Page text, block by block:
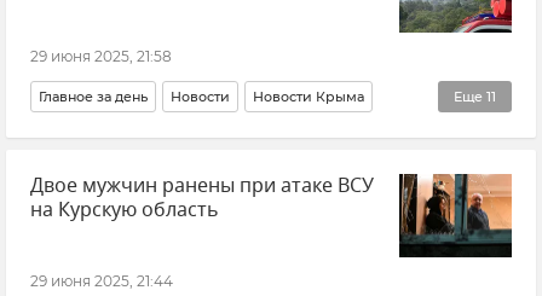
29 июня 2025, 21:58
Еще 11
Главное за день Новости Новости Крыма
Происшествия Пожар Алушта Сербия
Протесты Россия США
Переговоры Путина и Трампа
Двое мужчин ранены при атаке ВСУ
на Курскую область
29 июня 2025, 21:44